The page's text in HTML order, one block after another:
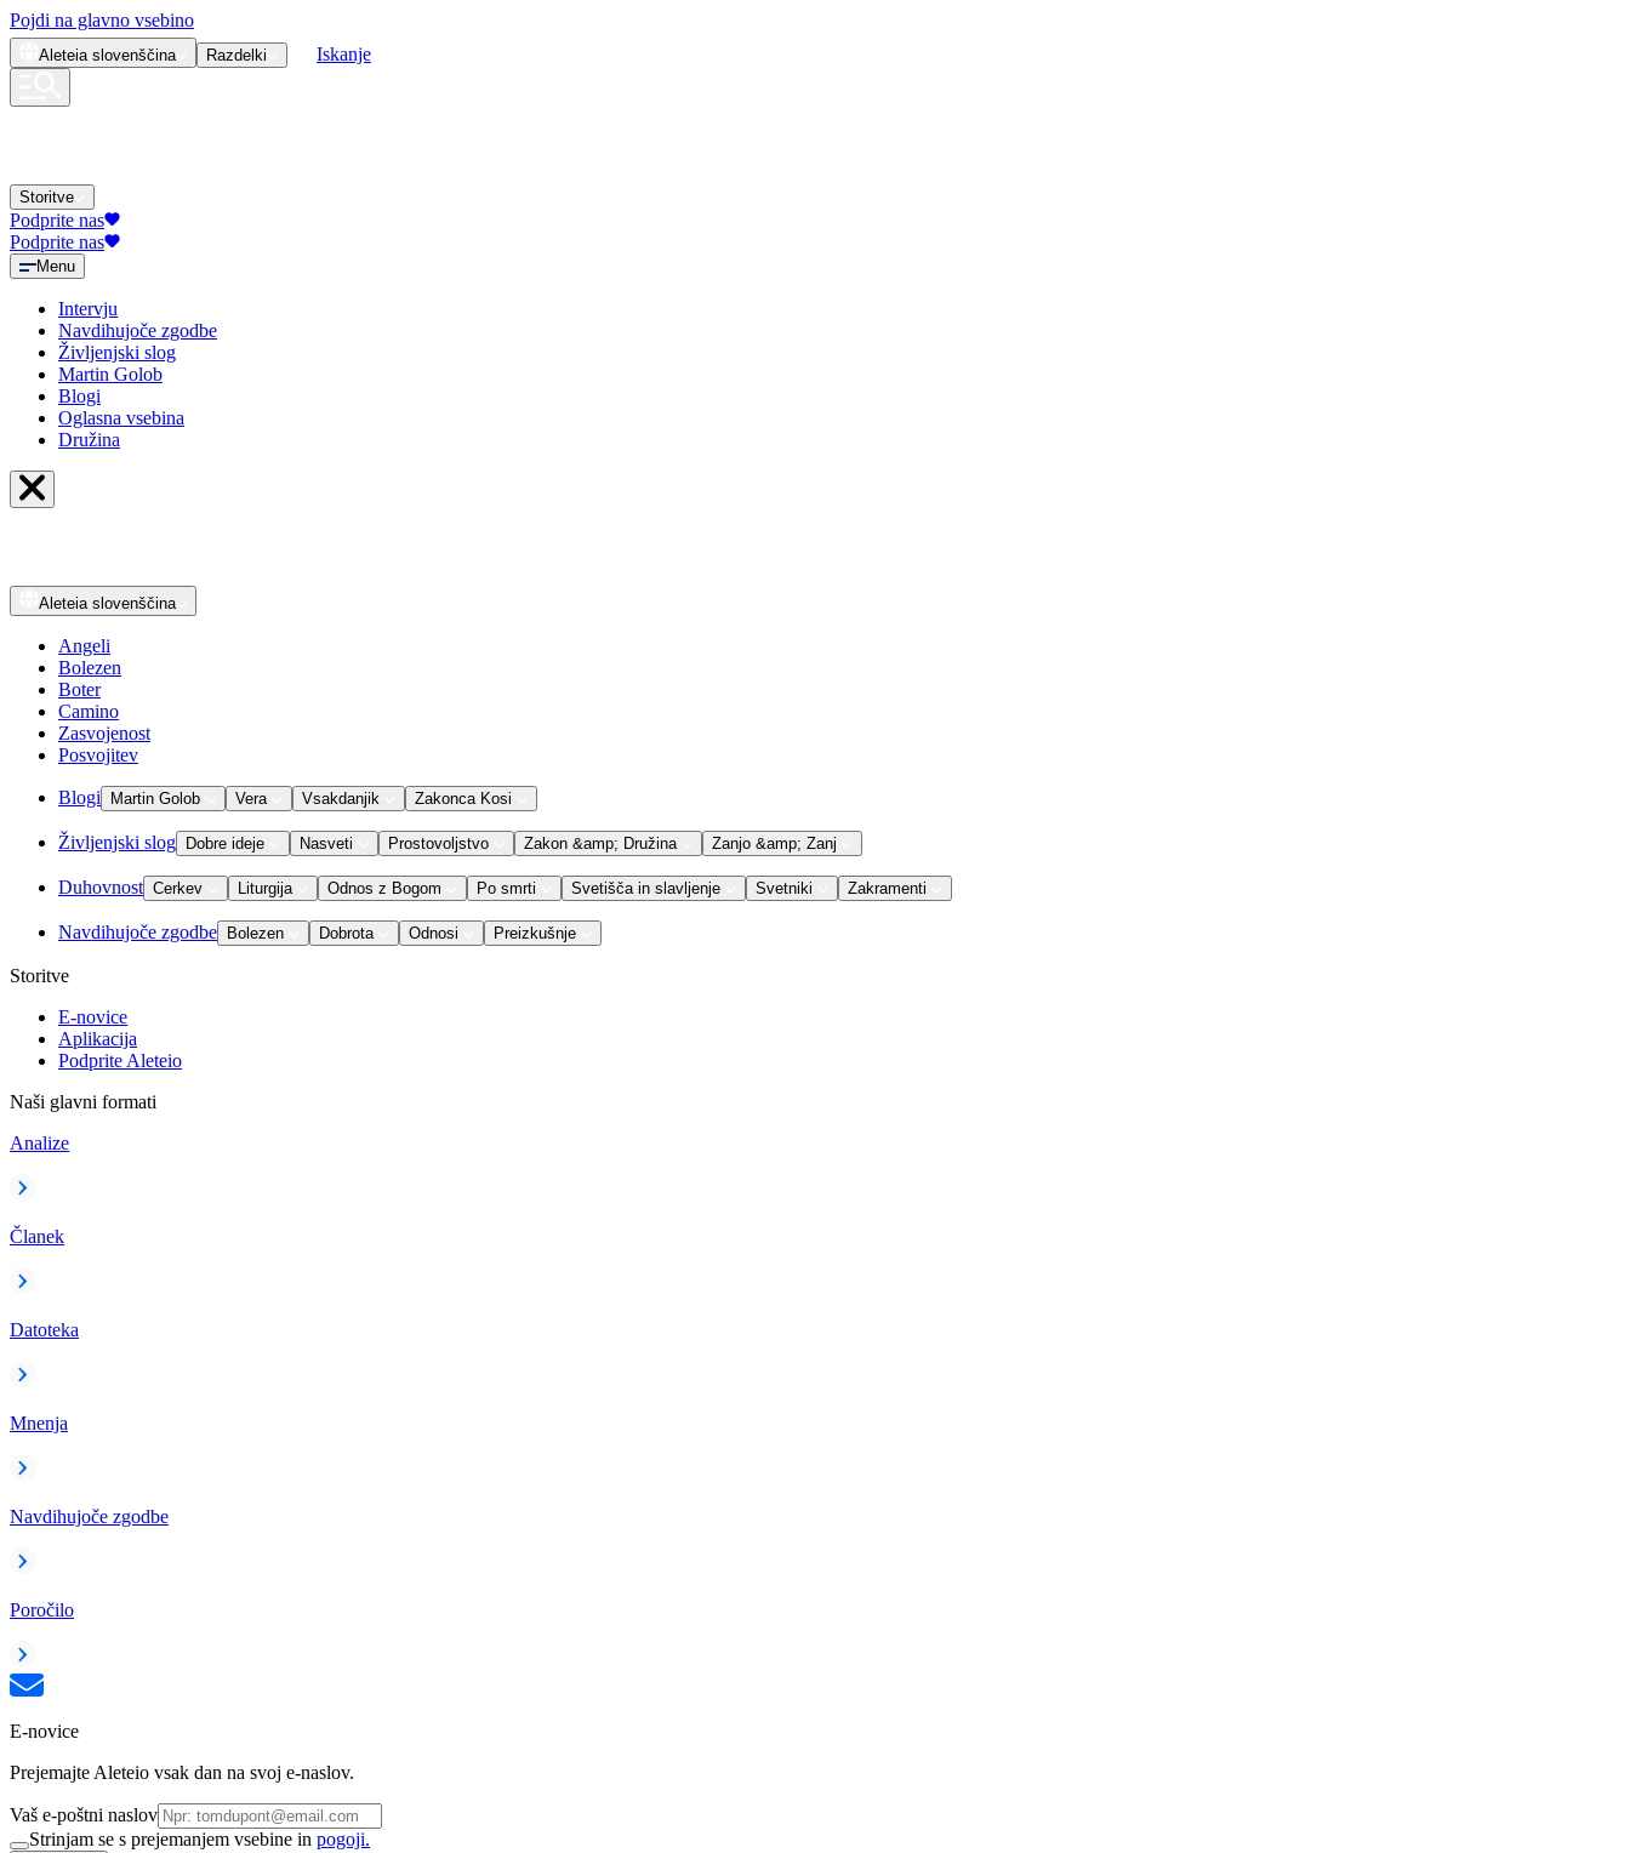
Pojdi na glavno vsebino
Aleteia slovenščina Razdelki Iskanje
Storitve
Podprite nas
Podprite nas
Menu
Intervju
Navdihujoče zgodbe
Življenjski slog
Martin Golob
Blogi
Oglasna vsebina
Družina
Aleteia slovenščina
Angeli
Bolezen
Boter
Camino
Zasvojenost
Posvojitev
Blogi Martin Golob Vera Vsakdanjik Zakonca Kosi
Življenjski slog Dobre ideje Nasveti Prostovoljstvo Zakon &amp; Družina Zanjo &amp; Zanj
Duhovnost Cerkev Liturgija Odnos z Bogom Po smrti Svetišča in slavljenje Svetniki Zakramenti
Navdihujoče zgodbe Bolezen Dobrota Odnosi Preizkušnje
Storitve
E-novice
Aplikacija
Podprite Aleteio
Naši glavni formati
Analize
Članek
Datoteka
Mnenja
Navdihujoče zgodbe
Poročilo
E-novice
Prejemajte Aleteio vsak dan na svoj e-naslov.
Vaš e-poštni naslov
Strinjam se s prejemanjem vsebine in pogoji.